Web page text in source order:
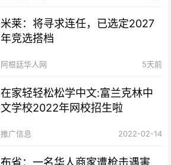
米莱：将寻求连任，已选定2027
年竞选搭档
阿根廷华人网 5天前
在家轻轻松松学中文:富兰克林中
文学校2022年网校招生啦
推广信息 2022-02-14
布省：一名华人商家遭枪击遇害